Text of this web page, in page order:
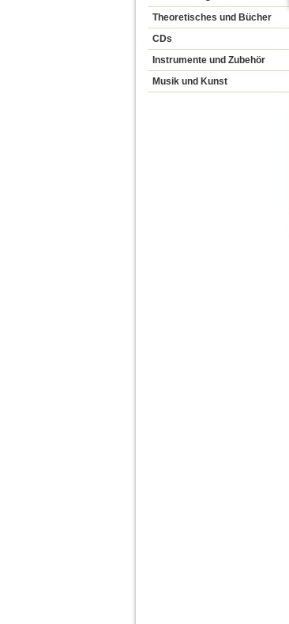
Theoretisches und Bücher
CDs
Instrumente und Zubehör
Musik und Kunst